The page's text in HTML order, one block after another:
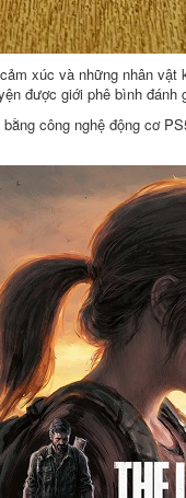
xúc và những nhân
được giới phê bình đánh
công nghệ động cơ